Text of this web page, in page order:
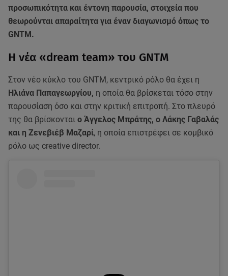
προσωπικότητα και έντονη παρουσία, στοιχεία που
θεωρούνται απαραίτητα για έναν διαγωνισμό όπως το
GNTM.
Η νέα «dream team» του GNTM
Στον νέο κύκλο του GNTM, κεντρικό ρόλο θα έχει η
Ηλιάνα Παπαγεωργίου, η οποία θα βρίσκεται τόσο στην
παρουσίαση όσο και στην κριτική επιτροπή. Στο πλευρό
της θα βρίσκονται ο Άγγελος Μπράτης, ο Λάκης Γαβαλάς
και η Ζενεβιέβ Μαζαρί, η οποία επιστρέφει σε κομβικό
ρόλο ως creative director.